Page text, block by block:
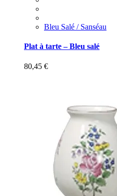
Bleu Salé / Sanséau
Plat à tarte – Bleu salé
80,45 €